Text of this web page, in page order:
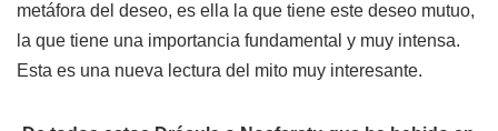
metáfora del deseo, es ella la que tiene este deseo mutuo,
la que tiene una importancia fundamental y muy intensa.
Esta es una nueva lectura del mito muy interesante.